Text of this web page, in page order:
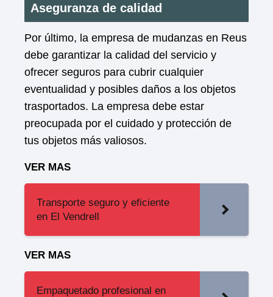
Aseguranza de calidad
Por último, la empresa de mudanzas en Reus
debe garantizar la calidad del servicio y
ofrecer seguros para cubrir cualquier
eventualidad y posibles daños a los objetos
trasportados. La empresa debe estar
preocupada por el cuidado y protección de
tus objetos más valiosos.
VER MAS
Transporte seguro y eficiente
en El Vendrell
VER MAS
Empaquetado profesional en